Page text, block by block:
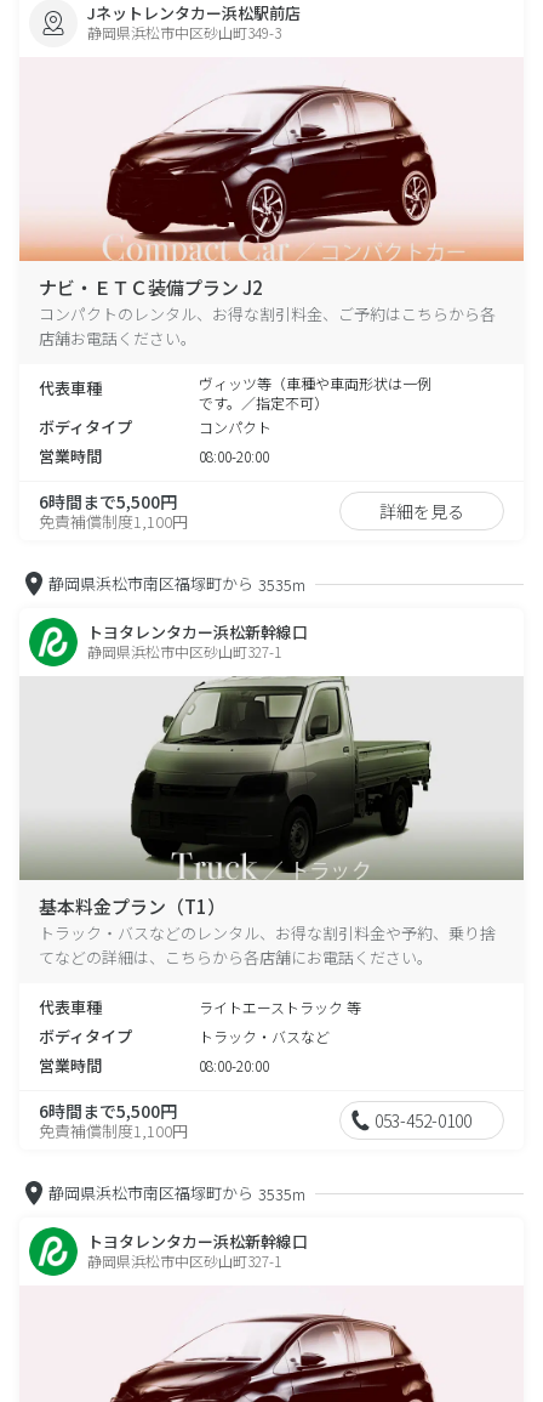
Jネットレンタカー浜松駅前店
静岡県浜松市中区砂山町349-3
ナビ・ＥＴＣ装備プラン J2
コンパクトのレンタル、お得な割引料金、ご予約はこちらから各
店舗お電話ください。
代表車種
ヴィッツ等（車種や車両形状は一例
です。／指定不可）
ボディタイプ コンパクト
営業時間 08:00-20:00
6時間まで5,500円
免責補償制度1,100円 詳細を見る
静岡県浜松市南区福塚町から 3535m
トヨタレンタカー浜松新幹線口
静岡県浜松市中区砂山町327-1
基本料金プラン（T1）
トラック・バスなどのレンタル、お得な割引料金や予約、乗り捨
てなどの詳細は、こちらから各店舗にお電話ください。
代表車種 ライトエーストラック 等
ボディタイプ トラック・バスなど
営業時間 08:00-20:00
6時間まで5,500円
免責補償制度1,100円 053-452-0100
静岡県浜松市南区福塚町から 3535m
トヨタレンタカー浜松新幹線口
静岡県浜松市中区砂山町327-1